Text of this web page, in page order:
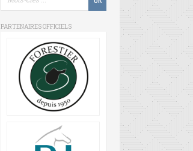
PARTENAIRES OFFICIELS